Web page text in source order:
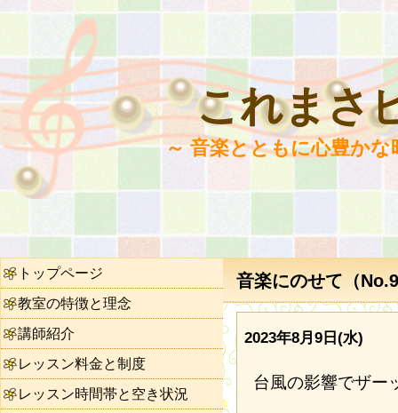
これまさ
～ 音楽とともに心豊か
音楽にのせて（
2023年8月9日(水)
台風の影響でザー
トップページ
教室の特徴と理念
講師紹介
レッスン料金と制度
レッスン時間帯と空き状況